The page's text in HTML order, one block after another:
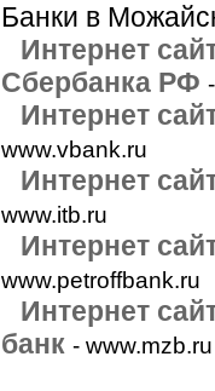
Банки в
Интернет
Сбербанка РФ
Интернет
www.vbank.ru
Интернет
www.itb.ru
Интернет
www.petroffbank.ru
Интернет
банк - www.mzb.ru